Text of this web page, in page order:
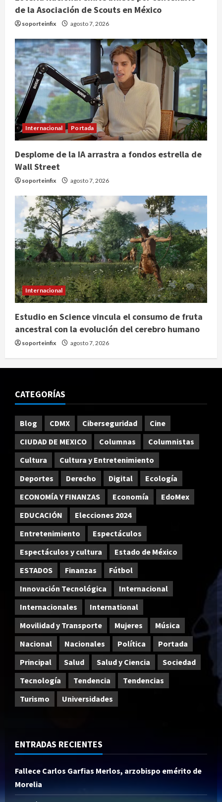
de la Asociación de Scouts en México
soporteinfix agosto 7, 2026
Internacional Portada
Desplome de la IA arrastra a fondos estrella de
Wall Street
soporteinfix agosto 7, 2026
Internacional
Estudio en Science vincula el consumo de fruta
ancestral con la evolución del cerebro humano
soporteinfix agosto 7, 2026
CATEGORÍAS
Blog CDMX Ciberseguridad
Cine
CIUDAD DE MEXICO
Columnas
Columnistas
Cultura
Cultura y Entretenimiento
Deportes
Derecho Digital
Ecología
ECONOMÍA Y FINANZAS
Economía
EdoMex
EDUCACIÓN
Elecciones 2024
Entretenimiento
Espectáculos
Espectáculos y cultura
Estado de México
ESTADOS
Finanzas
Fútbol
Innovación Tecnológica
Internacional
Internacionales
International
Movilidad y Transporte
Mujeres
Música
Nacional
Nacionales Política
Portada
Principal
Salud Salud y Ciencia
Sociedad
Tecnología
Tendencia
Tendencias
Turismo
Universidades
ENTRADAS RECIENTES
Fallece Carlos Garfias Merlos, arzobispo emérito de
Morelia